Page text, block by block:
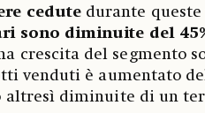
cedute durante queste
sono diminuite del
crescita del segmento
venduti è aumentato
altresì diminuite di un